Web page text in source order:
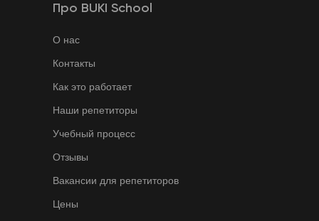
Про BUKI School
О нас
Контакты
Как это работает
Наши репетиторы
Учебный процесс
Отзывы
Вакансии для репетиторов
Цены